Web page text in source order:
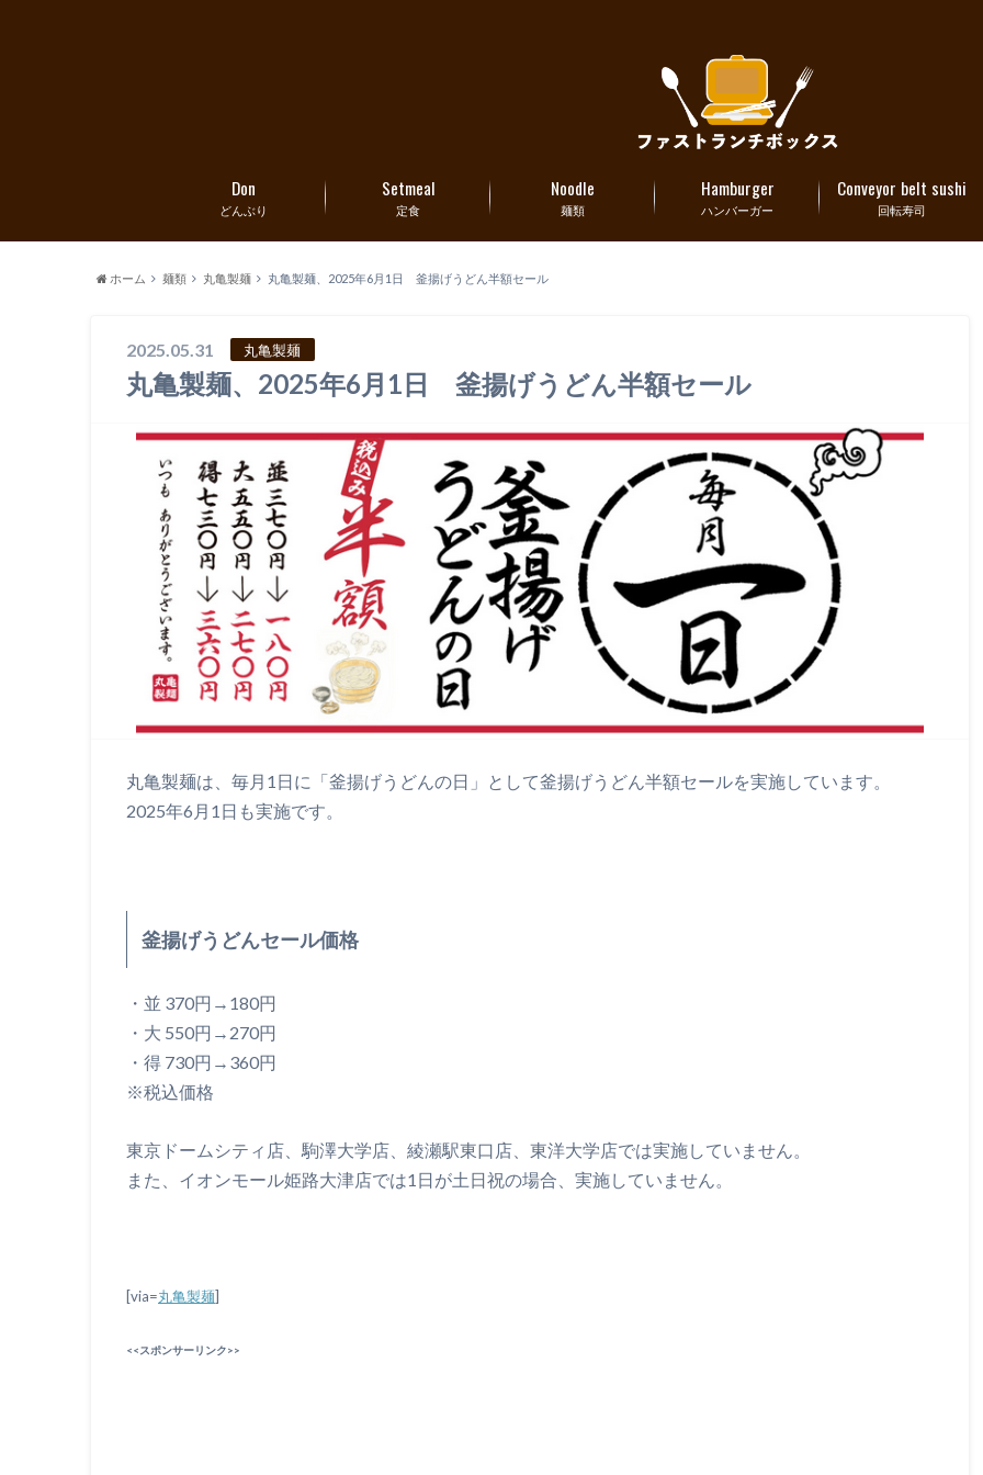
どんぶり
Don
定食
Setmeal
麺類
Noodle
ハンバーガー
Hamburger
回転寿司
Conveyor belt sushi
ホーム 麺類 丸亀製麺 丸亀製麺、2025年6月1日 釜揚げうどん半額セール
2025.05.31 丸亀製麺
丸亀製麺、2025年6月1日 釜揚げうどん半額セール
丸亀製麺は、毎月1日に「釜揚げうどんの日」として釜揚げうどん半額セールを実施しています。
2025年6月1日も実施です。
釜揚げうどんセール価格
・並 370円→180円
・大 550円→270円
・得 730円→360円
※税込価格
東京ドームシティ店、駒澤大学店、綾瀬駅東口店、東洋大学店では実施していません。
また、イオンモール姫路大津店では1日が土日祝の場合、実施していません。
[via=丸亀製麺]
<<スポンサーリンク>>